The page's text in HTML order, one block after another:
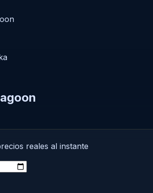
reales al instante